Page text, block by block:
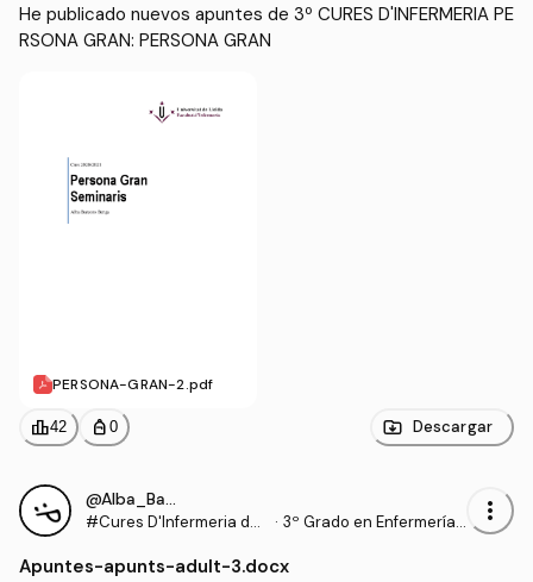
He publicado nuevos apuntes de 3º CURES D'INFERMERIA PE
RSONA GRAN: PERSONA GRAN
PERSONA-GRAN-2.pdf
leaderboard42 personal_bag 0 Descargar
@Alba_Barcons_Berga
#Cures D'Infermeria de
· 3º Grado en Enfermería
more_vert
Apuntes-apunts-adult-3.docx